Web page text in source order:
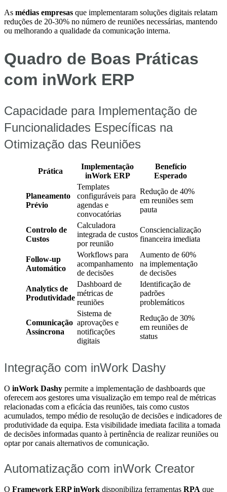
As médias empresas que implementaram soluções digitais relatam
reduções de 20-30% no número de reuniões necessárias, mantendo
ou melhorando a qualidade da comunicação interna.
Quadro de Boas Práticas
com inWork ERP
Capacidade para Implementação de
Funcionalidades Específicas na
Otimização das Reuniões
Prática
Implementação
inWork ERP
Benefício
Esperado
Planeamento
Prévio
Templates
configuráveis para
agendas e
convocatórias
Redução de 40%
em reuniões sem
pauta
Controlo de
Custos
Calculadora
integrada de custos
por reunião
Consciencialização
financeira imediata
Follow-up
Automático
Workflows para
acompanhamento
de decisões
Aumento de 60%
na implementação
de decisões
Analytics de
Produtividade
Dashboard de
métricas de
reuniões
Identificação de
padrões
problemáticos
Comunicação
Assíncrona
Sistema de
aprovações e
notificações
digitais
Redução de 30%
em reuniões de
status
Integração com inWork Dashy
O inWork Dashy permite a implementação de dashboards que
oferecem aos gestores uma visualização em tempo real de métricas
relacionadas com a eficácia das reuniões, tais como custos
acumulados, tempo médio de resolução de decisões e indicadores de
produtividade da equipa. Esta visibilidade imediata facilita a tomada
de decisões informadas quanto à pertinência de realizar reuniões ou
optar por canais alternativos de comunicação.
Automatização com inWork Creator
O Framework ERP inWork disponibiliza ferramentas RPA que